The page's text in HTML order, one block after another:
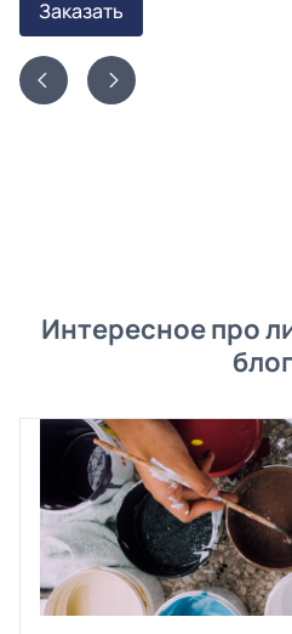
Заказать
Интересное про